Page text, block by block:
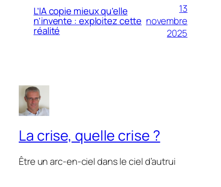
L’IA copie mieux qu’elle
n’invente : exploitez cette
réalité
13
novembre
2025
La crise, quelle crise ?
Être un arc-en-ciel dans le ciel d’autrui